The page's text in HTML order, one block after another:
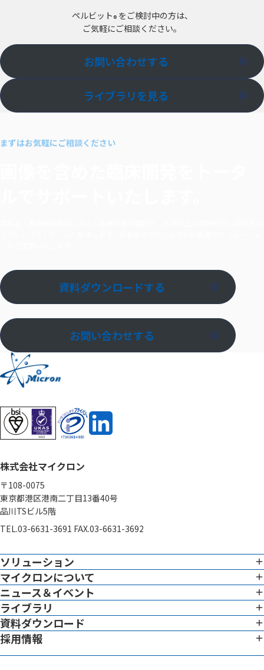
ペルビット®をご検討中の方は、
ご気軽にご相談ください。
お問い合わせする
ライブラリを見る
まずはお気軽にご相談ください
資料ダウンロードする
お問い合わせする
株式会社マイクロン
〒108-0075
東京都港区港南二丁目13番40号
品川TSビル5階
TEL.03-6631-3691 FAX.03-6631-3692
ソリューション
イメージング
専門性
グローバル対応
イメージングサービス概要
システム
マイクロンについて
企業憲章
トップメッセージ
リーダーシップチーム
サイエンティフィック アドバイザー
ニュース＆イベント
ニュース ＆ イベント一覧
ライブラリ
ホワイトペーパー
ブログ
資料ダウンロード
資料ダウンロード一覧
採用情報